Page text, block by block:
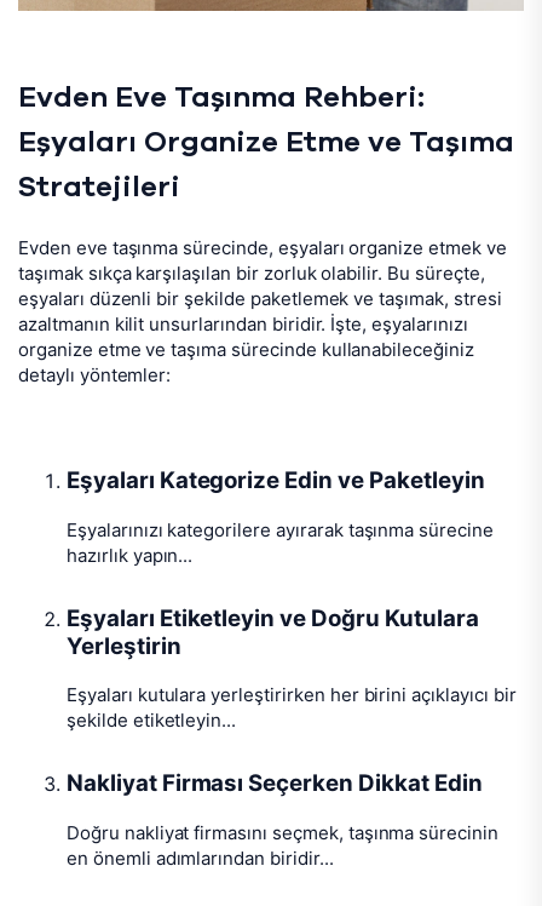
Evden Eve Taşınma Rehberi:
Eşyaları Organize Etme ve Taşıma
Stratejileri
Evden eve taşınma sürecinde, eşyaları organize etmek ve
taşımak sıkça karşılaşılan bir zorluk olabilir. Bu süreçte,
eşyaları düzenli bir şekilde paketlemek ve taşımak, stresi
azaltmanın kilit unsurlarından biridir. İşte, eşyalarınızı
organize etme ve taşıma sürecinde kullanabileceğiniz
detaylı yöntemler:
Eşyaları Kategorize Edin ve Paketleyin
Eşyalarınızı kategorilere ayırarak taşınma sürecine
hazırlık yapın...
Eşyaları Etiketleyin ve Doğru Kutulara
Yerleştirin
Eşyaları kutulara yerleştirirken her birini açıklayıcı bir
şekilde etiketleyin...
Nakliyat Firması Seçerken Dikkat Edin
Doğru nakliyat firmasını seçmek, taşınma sürecinin
en önemli adımlarından biridir...